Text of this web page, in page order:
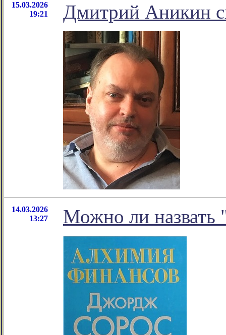
15.03.2026
19:21
Дмитрий Аникин
14.03.2026
13:27
Можно ли назвать